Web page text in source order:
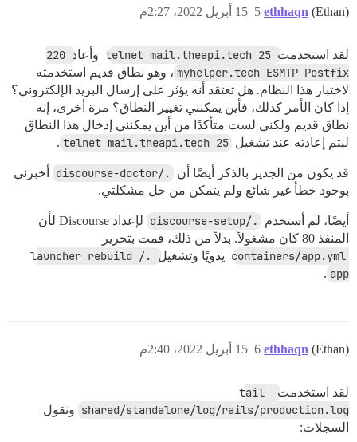
ethhaqn (Ethan) 15 أبريل 2022، 2:27م 5
لقد استخدمت telnet mail.theapi.tech 25 وأعاد
myhelper.tech ESMTP Postfix ، وهو نطاق قديم استخدمته
لاختبار هذا النظام. هل تعتقد أنه يؤثر على إرسال البريد الإلكتروني؟
إذا كان الأمر كذلك، فأين يمكنني تغيير النطاق؟ مرة أخرى، إنه
نطاق قديم ولكني لست متأكدًا من أين يمكنني إدخال هذا النطاق
ليتم إعادته عند تشغيل telnet mail.theapi.tech 25
.
قد يكون من الجدير بالذكر أيضًا أن ./discourse-doctor
أخبرني
بوجود خطأ غير شائع ولم يتمكن من حل مشكلتي.
أيضًا، لم أستخدم ./discourse-setup
لإعداد Discourse لأن
المنفذ 80 كان مشغولاً. بدلاً من ذلك، قمت بتحرير
containers/app.yml يدويًا وتشغيل
./launcher rebuild
app
.
ethhaqn (Ethan) 15 أبريل 2022، 2:40م 6
لقد استخدمت
tail
shared/standalone/log/rails/production.log وتقول
السجلات: